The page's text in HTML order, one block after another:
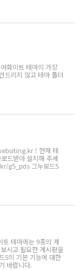
이트 테마의 가장
드리지 않고 테마 폴더
! 현재 테
드받아 설치해 주세
g5_pds 그누보드5
트 테마에는 9종의 게
시고 필요한 게시판을
5의 기본 기능에 대한
바랍니다.